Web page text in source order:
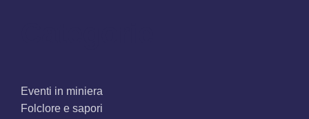
Eventi in miniera
Folclore e sapori